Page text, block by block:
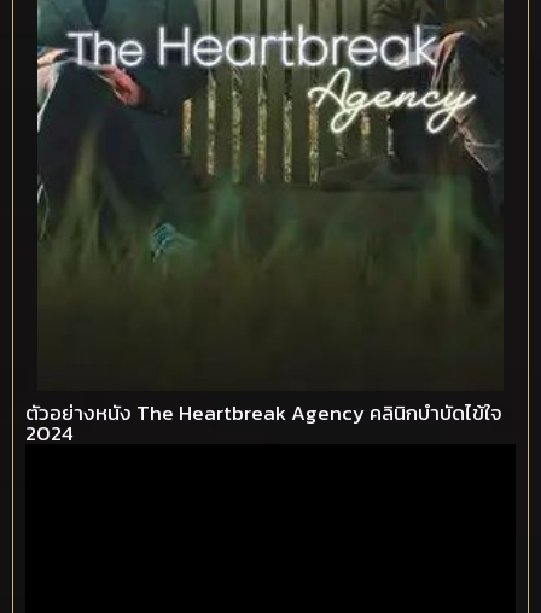
ตัวอย่างหนัง The Heartbreak Agency คลินิกบำบัดไข้ใจ
2024